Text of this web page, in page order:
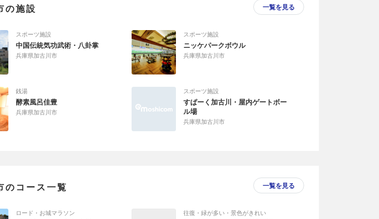
の施設 一覧を見る
スポーツ施設
中国伝統気功武術・八卦掌
兵庫県加古川市
スポーツ施設
ニッケパークボウル
兵庫県加古川市
銭湯
酵素風呂佳豊
兵庫県加古川市
スポーツ施設
すぱーく加古川・屋内ゲートボー
ル場
兵庫県加古川市
のコース一覧 一覧を見る
ロード・お城マラソン 往復・緑が多い・景色がきれい